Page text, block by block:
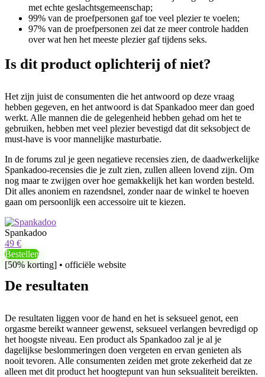
met echte geslachtsgemeenschap;
99% van de proefpersonen gaf toe veel plezier te voelen;
97% van de proefpersonen zei dat ze meer controle hadden
over wat hen het meeste plezier gaf tijdens seks.
Is dit product oplichterij of niet?
Het zijn juist de consumenten die het antwoord op deze vraag
hebben gegeven, en het antwoord is dat Spankadoo meer dan goed
werkt. Alle mannen die de gelegenheid hebben gehad om het te
gebruiken, hebben met veel plezier bevestigd dat dit seksobject de
must-have is voor mannelijke masturbatie.
In de forums zul je geen negatieve recensies zien, de daadwerkelijke
Spankadoo-recensies die je zult zien, zullen alleen lovend zijn. Om
nog maar te zwijgen over hoe gemakkelijk het kan worden besteld.
Dit alles anoniem en razendsnel, zonder naar de winkel te hoeven
gaan om persoonlijk een accessoire uit te kiezen.
Spankadoo
49 €
Bestellen
[50% korting] • officiële website
De resultaten
De resultaten liggen voor de hand en het is seksueel genot, een
orgasme bereikt wanneer gewenst, seksueel verlangen bevredigd op
het hoogste niveau. Een product als Spankadoo zal je al je
dagelijkse beslommeringen doen vergeten en ervan genieten als
nooit tevoren. Alle consumenten zeiden met grote zekerheid dat ze
alleen met dit product het hoogtepunt van hun seksualiteit bereikten.